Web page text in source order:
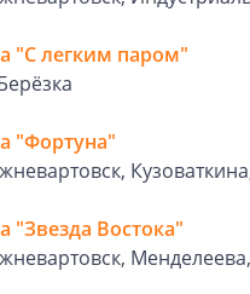
"С легким паром"
"Фортуна"
"Звезда Востока"